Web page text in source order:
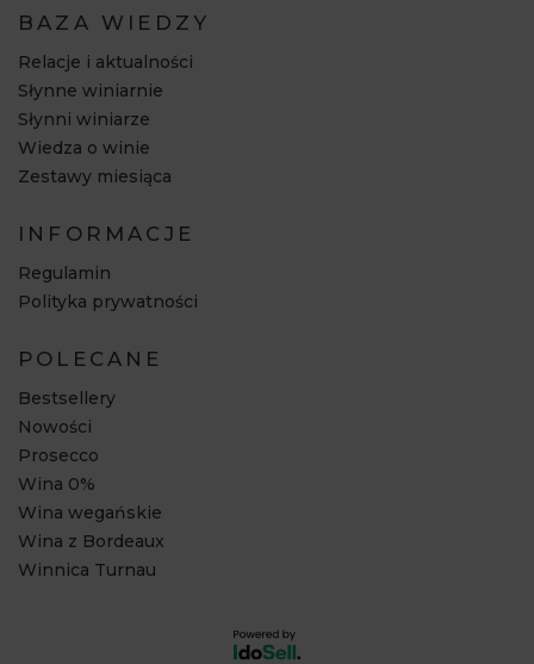
BAZA WIEDZY
Relacje i aktualności
Słynne winiarnie
Słynni winiarze
Wiedza o winie
Zestawy miesiąca
INFORMACJE
Regulamin
Polityka prywatności
POLECANE
Bestsellery
Nowości
Prosecco
Wina 0%
Wina wegańskie
Wina z Bordeaux
Winnica Turnau